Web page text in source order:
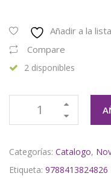
Añadir a la
Compare
2 disponibles
Categorías: Catalogo,
Etiqueta: 9788413824826